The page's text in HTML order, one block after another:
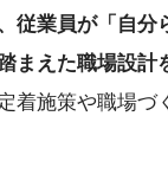
従業員が「自
まえた職場設
施策や職場づ